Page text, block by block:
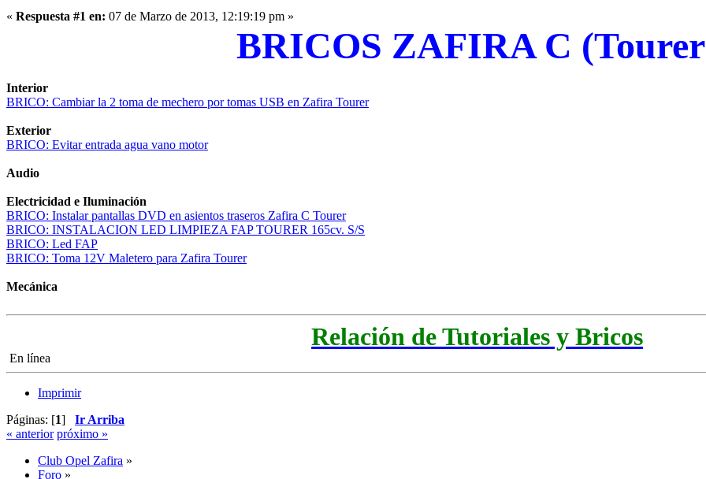
« Respuesta #1 en: 07 de Marzo de 2013, 12:19:19 pm »
BRICOS ZAFIRA C
Interior
BRICO: Cambiar la 2 toma de mechero por tomas USB en Zafira Tourer
Exterior
BRICO: Evitar entrada agua vano motor
Audio
Electricidad e Iluminación
BRICO: Instalar pantallas DVD en asientos traseros Zafira C Tourer
BRICO: INSTALACION LED LIMPIEZA FAP TOURER 165cv. S/S
BRICO: Led FAP
BRICO: Toma 12V Maletero para Zafira Tourer
Mecánica
Relación de Tutoriales y Bricos
En línea
Imprimir
Páginas: [1] Ir Arriba
« anterior próximo »
Club Opel Zafira »
Foro »